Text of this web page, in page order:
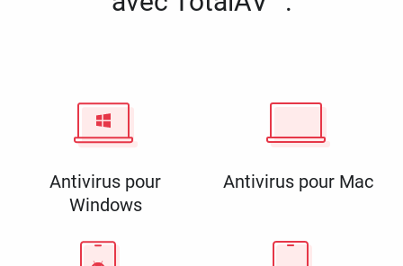
Antivirus pour
Windows
Antivirus pour Mac